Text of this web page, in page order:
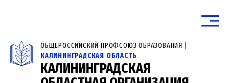
ОБЩЕРОССИЙСКИЙ ПРОФСОЮЗ ОБРАЗОВАНИЯ |
КАЛИНИНГРАДСКАЯ ОБЛАСТЬ
КАЛИНИНГРАДСКАЯ